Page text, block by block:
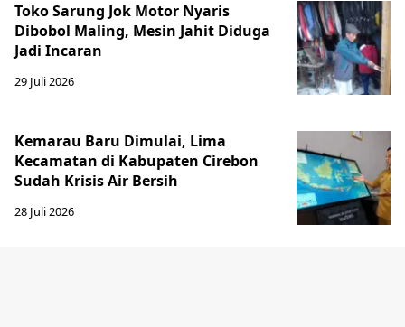
Toko Sarung Jok Motor Nyaris
Dibobol Maling, Mesin Jahit Diduga
Jadi Incaran
29 Juli 2026
Kemarau Baru Dimulai, Lima
Kecamatan di Kabupaten Cirebon
Sudah Krisis Air Bersih
28 Juli 2026